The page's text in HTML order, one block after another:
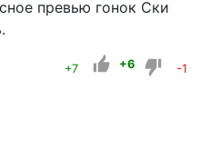
превью гонок Ски
+7 +6 -1